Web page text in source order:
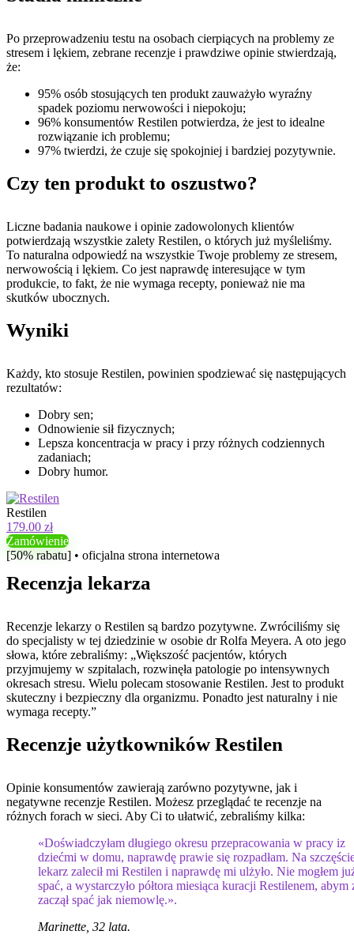
Po przeprowadzeniu testu na osobach cierpiących na problemy ze
stresem i lękiem, zebrane recenzje i prawdziwe opinie stwierdzają,
że:
95% osób stosujących ten produkt zauważyło wyraźny
spadek poziomu nerwowości i niepokoju;
96% konsumentów Restilen potwierdza, że ​​jest to idealne
rozwiązanie ich problemu;
97% twierdzi, że czuje się spokojniej i bardziej pozytywnie.
Czy ten produkt to oszustwo?
Liczne badania naukowe i opinie zadowolonych klientów
potwierdzają wszystkie zalety Restilen, o których już myśleliśmy.
To naturalna odpowiedź na wszystkie Twoje problemy ze stresem,
nerwowością i lękiem. Co jest naprawdę interesujące w tym
produkcie, to fakt, że nie wymaga recepty, ponieważ nie ma
skutków ubocznych.
Wyniki
Każdy, kto stosuje Restilen, powinien spodziewać się następujących
rezultatów:
Dobry sen;
Odnowienie sił fizycznych;
Lepsza koncentracja w pracy i przy różnych codziennych
zadaniach;
Dobry humor.
Restilen
179.00 zł
Zamówienie
[50% rabatu] • oficjalna strona internetowa
Recenzja lekarza
Recenzje lekarzy o Restilen są bardzo pozytywne. Zwróciliśmy się
do specjalisty w tej dziedzinie w osobie dr Rolfa Meyera. A oto jego
słowa, które zebraliśmy: „Większość pacjentów, których
przyjmujemy w szpitalach, rozwinęła patologie po intensywnych
okresach stresu. Wielu polecam stosowanie Restilen. Jest to produkt
skuteczny i bezpieczny dla organizmu. Ponadto jest naturalny i nie
wymaga recepty.”
Recenzje użytkowników Restilen
Opinie konsumentów zawierają zarówno pozytywne, jak i
negatywne recenzje Restilen. Możesz przeglądać te recenzje na
różnych forach w sieci. Aby Ci to ułatwić, zebraliśmy kilka:
«Doświadczyłam długiego okresu przepracowania w pracy iz
dziećmi w domu, naprawdę prawie się rozpadłam. Na
lekarz zalecił mi Restilen i naprawdę mi ulżyło. Nie mogłem
spać, a wystarczyło półtora miesiąca kuracji Restilenem, abym
zaczął spać jak niemowlę.».
Marinette, 32 lata.